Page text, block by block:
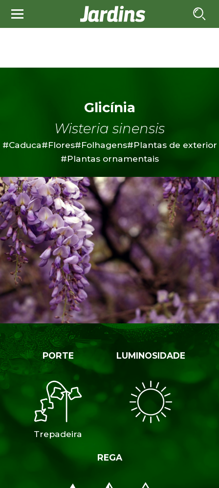
Glicínia
Wisteria sinensis
#Caduca#Flores#Folhagens#Plantas de exterior
#Plantas ornamentais
PORTE
Trepadeira
LUMINOSIDADE
REGA